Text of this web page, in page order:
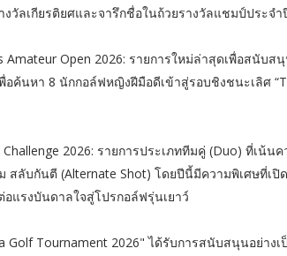
งวัลเกียรติยศและจารึกชื่อในถ้วยรางวัลแชมป์ประจำ
Amateur Open 2026: รายการใหม่ล่าสุดเพื่อสนั
อค้นหา 8 นักกอล์ฟหญิงฝีมือดีเข้าสู่รอบชิงชนะเลิศ
2026: รายการประเภททีมคู่ (Duo) ที่เน้
สลับกันตี (Alternate Shot) โดยปีนี้มีความพิเศษที่เปิ
แรงบันดาลใจสู่โปรกอล์ฟรุ่นเยาว์
Golf Tournament 2026" ได้รับการสนับสนุนอย่า